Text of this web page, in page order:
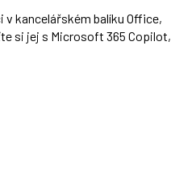
kancelářském balíku Office,
si jej s Microsoft 365 Copilot,